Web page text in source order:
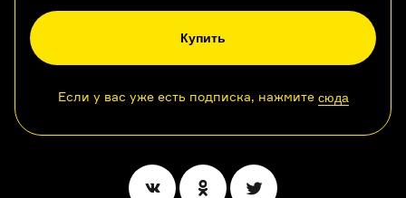
Купить
Если у вас уже есть подписка, нажмите сюда